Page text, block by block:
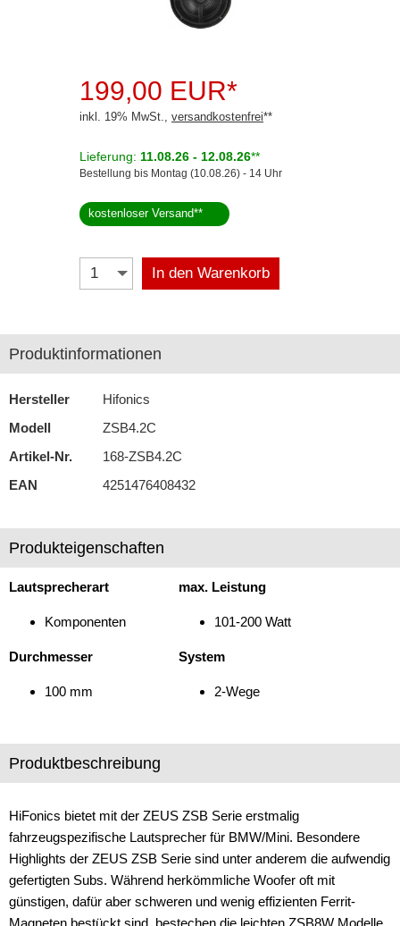
Recoil
Renegade
Rockford Fosgate
KfZ-spezifisch
für BMW
1er
2er
3er
4er
6er
i8
X1
X2
199,00 EUR*
inkl. 19% MwSt., versandkostenfrei**
Lieferung: 11.08.26 - 12.08.26**
Bestellung bis Montag (10.08.26) - 14 Uhr
kostenloser Versand**
In den Warenkorb
Produktinformationen
Hersteller
Hifonics
Modell
ZSB4.2C
Artikel-Nr.
168-ZSB4.2C
EAN
4251476408432
Produkteigenschaften
Lautsprecherart
Komponenten
max. Leistung
101-200 Watt
Durchmesser
100 mm
System
2-Wege
Produktbeschreibung
HiFonics bietet mit der ZEUS ZSB Serie erstmalig
fahrzeugspezifische Lautsprecher für BMW/Mini. Besondere
Highlights der ZEUS ZSB Serie sind unter anderem die aufwendig
gefertigten Subs. Während herkömmliche Woofer oft mit
günstigen, dafür aber schweren und wenig effizienten Ferrit-
Magneten bestückt sind, bestechen die leichten ZSB8W Modelle